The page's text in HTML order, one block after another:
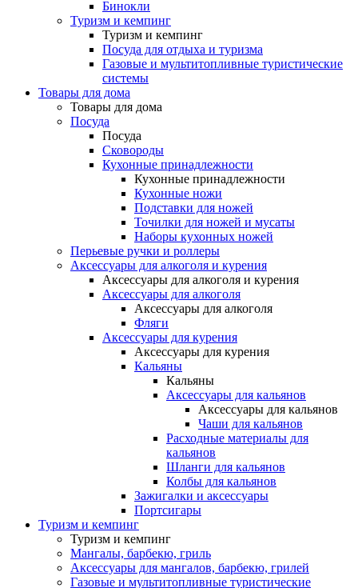
Бинокли
Туризм и кемпинг
Туризм и кемпинг
Посуда для отдыха и туризма
Газовые и мультитопливные туристические
системы
Товары для дома
Товары для дома
Посуда
Посуда
Сковороды
Кухонные принадлежности
Кухонные принадлежности
Кухонные ножи
Подставки для ножей
Точилки для ножей и мусаты
Наборы кухонных ножей
Перьевые ручки и роллеры
Аксессуары для алкоголя и курения
Аксессуары для алкоголя и курения
Аксессуары для алкоголя
Аксессуары для алкоголя
Фляги
Аксессуары для курения
Аксессуары для курения
Кальяны
Кальяны
Аксессуары для кальянов
Аксессуары для кальянов
Чаши для кальянов
Расходные материалы для
кальянов
Шланги для кальянов
Колбы для кальянов
Зажигалки и аксессуары
Портсигары
Туризм и кемпинг
Туризм и кемпинг
Мангалы, барбекю, гриль
Аксессуары для мангалов, барбекю, грилей
Газовые и мультитопливные туристические